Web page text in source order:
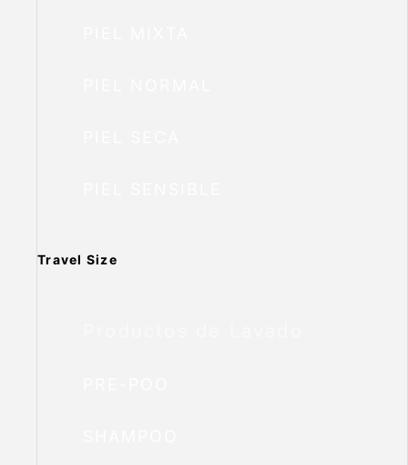
Travel Size